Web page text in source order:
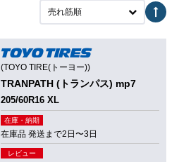
売れ筋順
(TOYO TIRE(トーヨー))
TRANPATH (トランパス) mp7
205/60R16 XL
在庫・納期
在庫品 発送まで2日〜3日
レビュー